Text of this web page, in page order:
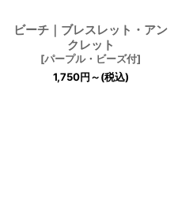
ビーチ｜ブレスレット・アン
クレット
[パープル・ビーズ付]
1,750円～(税込)